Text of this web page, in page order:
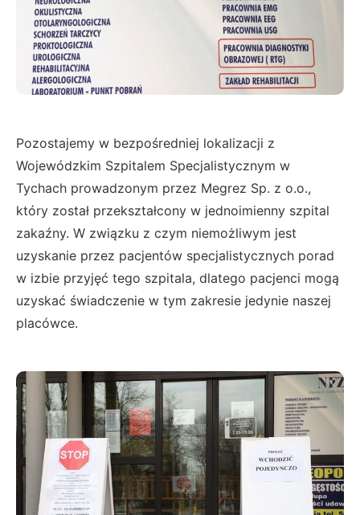
Pozostajemy w bezpośredniej lokalizacji z
Wojewódzkim Szpitalem Specjalistycznym w
Tychach prowadzonym przez Megrez Sp. z o.o.,
który został przekształcony w jednoimienny szpital
zakaźny. W związku z czym niemożliwym jest
uzyskanie przez pacjentów specjalistycznych porad
w izbie przyjęć tego szpitala, dlatego pacjenci mogą
uzyskać świadczenie w tym zakresie jedynie naszej
placówce.